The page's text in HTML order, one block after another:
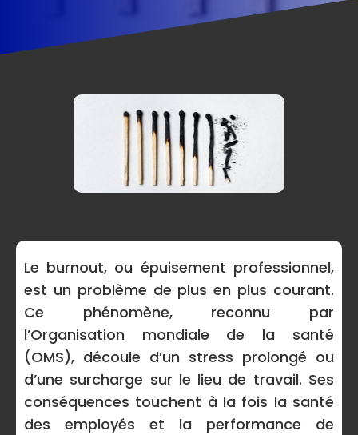
Le burnout, ou épuisement professionnel,
est un problème de plus en plus courant.
Ce phénomène, reconnu par
l’Organisation mondiale de la santé
(OMS), découle d’un stress prolongé ou
d’une surcharge sur le lieu de travail. Ses
conséquences touchent à la fois la santé
des employés et la performance de